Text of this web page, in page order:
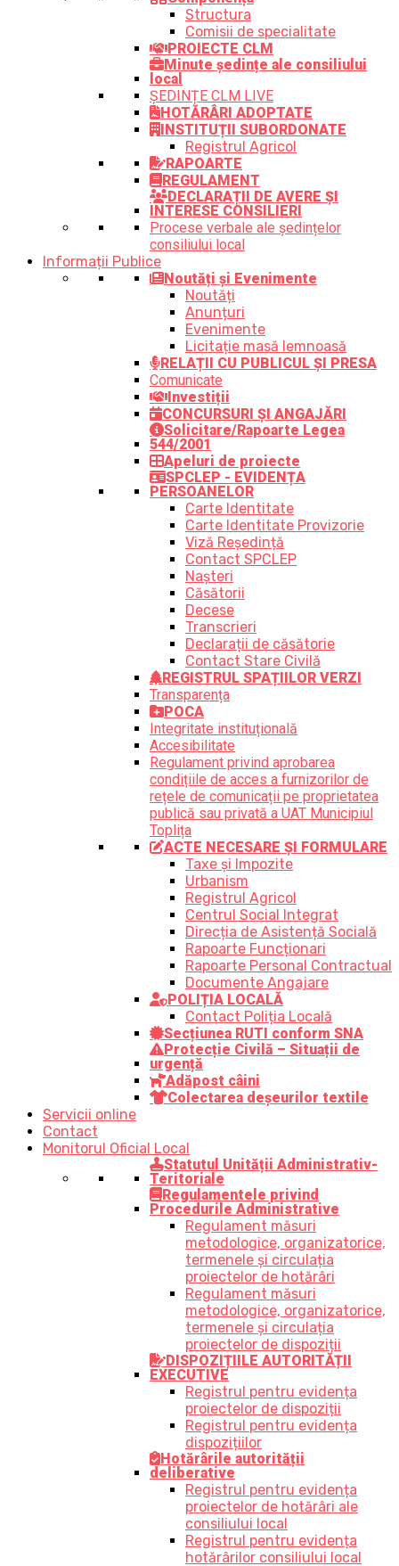
Structura
Comisii de specialitate
PROIECTE CLM
Minute ședințe ale consiliului
local
ȘEDINȚE CLM LIVE
HOTĂRÂRI ADOPTATE
INSTITUȚII SUBORDONATE
Registrul Agricol
RAPOARTE
REGULAMENT
DECLARAȚII DE AVERE ȘI
INTERESE CONSILIERI
Procese verbale ale ședințelor
consiliului local
Informații Publice
Noutăți și Evenimente
Noutăți
Anunțuri
Evenimente
Licitație masă lemnoasă
RELAȚII CU PUBLICUL ȘI PRESA
Comunicate
Investiții
CONCURSURI ȘI ANGAJĂRI
Solicitare/Rapoarte Legea
544/2001
Apeluri de proiecte
SPCLEP - EVIDENȚA
PERSOANELOR
Carte Identitate
Carte Identitate Provizorie
Viză Reședință
Contact SPCLEP
Nașteri
Căsătorii
Decese
Transcrieri
Declarații de căsătorie
Contact Stare Civilă
REGISTRUL SPAȚIILOR VERZI
Transparența
POCA
Integritate instituțională
Accesibilitate
Regulament privind aprobarea
condițiile de acces a furnizorilor de
rețele de comunicații pe proprietatea
publică sau privată a UAT Municipiul
Toplița
ACTE NECESARE ȘI FORMULARE
Taxe și Impozite
Urbanism
Registrul Agricol
Centrul Social Integrat
Direcția de Asistență Socială
Rapoarte Funcționari
Rapoarte Personal Contractual
Documente Angajare
POLIȚIA LOCALĂ
Contact Poliția Locală
Secțiunea RUTI conform SNA
Protecție Civilă – Situații de
urgență
Adăpost câini
Colectarea deșeurilor textile
Servicii online
Contact
Monitorul Oficial Local
Statutul Unității Administrativ-
Teritoriale
Regulamentele privind
Procedurile Administrative
Regulament măsuri
metodologice, organizatorice,
termenele și circulația
proiectelor de hotărâri
Regulament măsuri
metodologice, organizatorice,
termenele și circulația
proiectelor de dispoziții
DISPOZIȚIILE AUTORITĂȚII
EXECUTIVE
Registrul pentru evidența
proiectelor de dispoziții
Registrul pentru evidența
dispozițiilor
Hotărârile autorității
deliberative
Registrul pentru evidența
proiectelor de hotărâri ale
consiliului local
Registrul pentru evidența
hotărârilor consiliului local